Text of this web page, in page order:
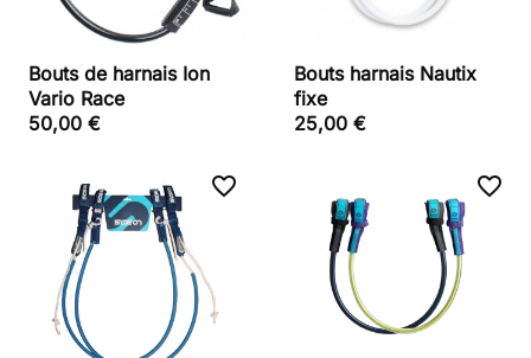
Bouts de harnais Ion
Vario Race
50,00 €
Bouts harnais Nautix
fixe
25,00 €
favorite_border favorite_border